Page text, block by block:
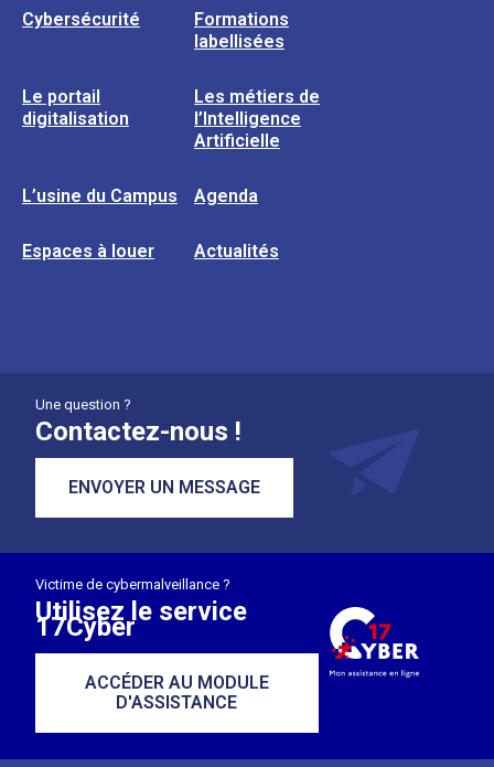
Cybersécurité
Formations
labellisées
Le portail
digitalisation
Les métiers de
l’Intelligence
Artificielle
L’usine du Campus Agenda
Espaces à louer Actualités
Une question ?
Contactez-nous !
ENVOYER UN MESSAGE
Victime de cybermalveillance ?
Utilisez le service
17Cyber
ACCÉDER AU MODULE
D'ASSISTANCE